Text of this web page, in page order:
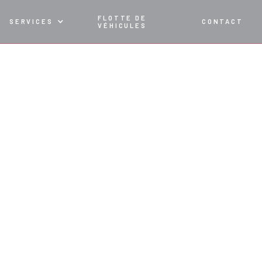
SERVICES
FLOTTE DE
VÉHICULES
CONTACT